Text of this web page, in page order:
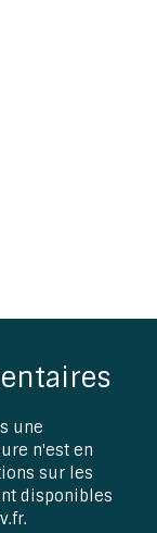
une
n'est en
sur les
disponibles